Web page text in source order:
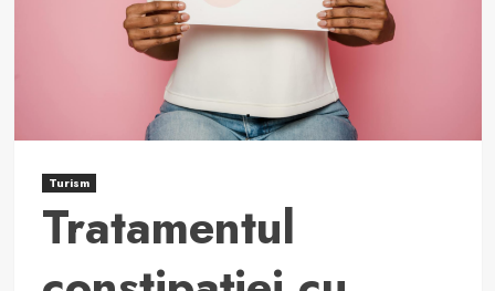
Turism
Tratamentul